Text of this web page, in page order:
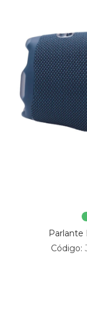
Parlante
Código: